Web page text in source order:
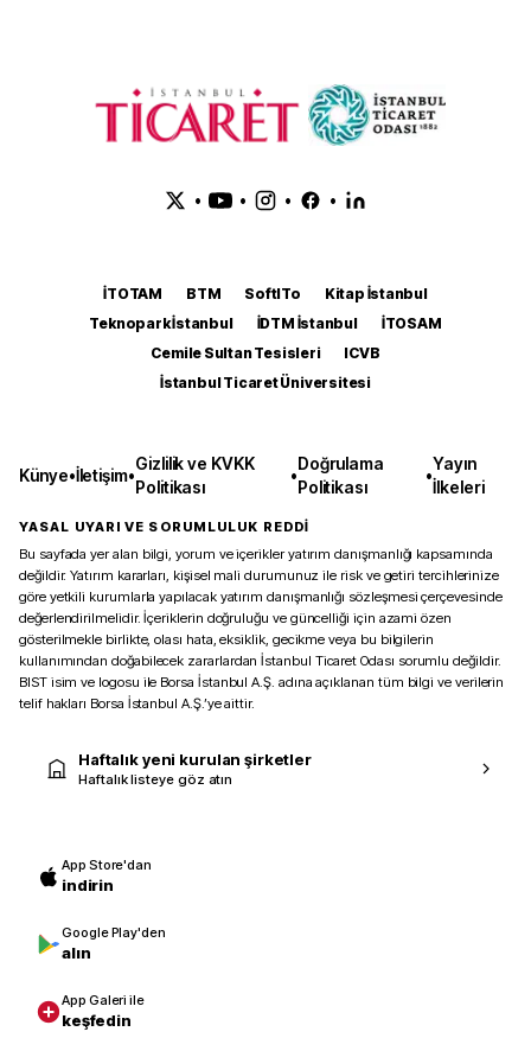
• • • •
İTOTAM BTM SoftITo
Kitap İstanbul
Teknopark İstanbul
İDTM İstanbul
İTOSAM
Cemile Sultan Tesisleri
ICVB
İstanbul Ticaret Üniversitesi
Künye•İletişim•
Gizlilik ve KVKK
Politikası
•
Doğrulama
Politikası
•
Yayın
İlkeleri
YASAL UYARI VE SORUMLULUK REDDİ
Bu sayfada yer alan bilgi, yorum ve içerikler yatırım danışmanlığı kapsamında
değildir. Yatırım kararları, kişisel mali durumunuz ile risk ve getiri tercihlerinize
göre yetkili kurumlarla yapılacak yatırım danışmanlığı sözleşmesi çerçevesinde
değerlendirilmelidir. İçeriklerin doğruluğu ve güncelliği için azami özen
gösterilmekle birlikte, olası hata, eksiklik, gecikme veya bu bilgilerin
kullanımından doğabilecek zararlardan İstanbul Ticaret Odası sorumlu değildir.
BIST isim ve logosu ile Borsa İstanbul A.Ş. adına açıklanan tüm bilgi ve verilerin
telif hakları Borsa İstanbul A.Ş.’ye aittir.
Haftalık yeni kurulan şirketler
Haftalık listeye göz atın
App Store'dan
indirin
Google Play'den
alın
App Galeri ile
keşfedin